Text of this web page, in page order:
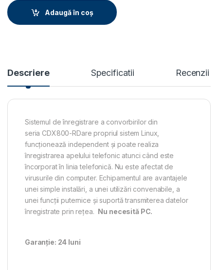
Adaugă în coș
Descriere Specificatii Recenzii
Sistemul de înregistrare a convorbirilor din
seria CDX800-RDare propriul sistem Linux,
funcționează independent și poate realiza
înregistrarea apelului telefonic atunci când este
încorporat în linia telefonică. Nu este afectat de
virusurile din computer. Echipamentul are avantajele
unei simple instalări, a unei utilizări convenabile, a
unei funcții puternice și suportă transmiterea datelor
înregistrate prin rețea. Nu necesită PC.
Garanție: 24 luni